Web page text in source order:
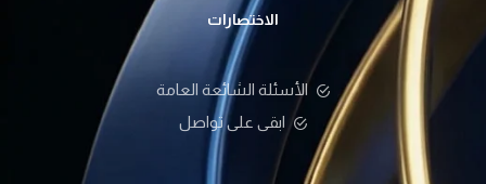
الاختصارات
الأسئلة الشائعة العامة
ابقى على تواصل